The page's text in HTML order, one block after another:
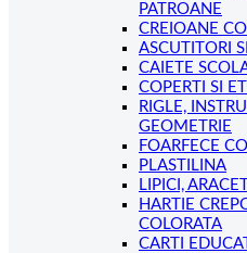
PATROANE
CREIOANE
ASCUTITORI
CAIETE
COPERTI SI
RIGLE,
GEOMETRIE
FOARFECE
PLASTILINA
LIPICI,
HARTIE
COLORATA
CARTI